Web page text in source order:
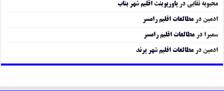
محبوبه نقابی درپاورپوینت اقلیم شهر بناب
ادمین درمطالعات اقلیم رامسر
سمیرا درمطالعات اقلیم رامسر
ادمین درمطالعات اقلیم شهر پرند